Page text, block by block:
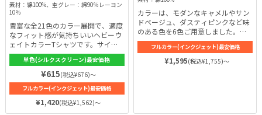
素材：綿100%、杢グレー：綿90％レーヨン
10％
豊富な全21色のカラー展開で、適度
なフィット感が気持ちいいヘビーウ
ェイトカラーTシャツです。サイズ
は110cm〜XXLまで展開しておりジ
ュニアからメンズ、レディースまで
着れるので親子でコーディネートす
るのも良いですね！厚みは6.2oz
と、厚すぎず、薄すぎない適度なボ
リューム。しっかりとしたタフなT
シャツなので何年着てもへたらない
単色(シルクスクリーン)最安価格
¥615(税込¥676)～
フルカラー(インクジェット)最安価格
¥1,420(税込¥1,562)～
カラーは、モダンなキャメルやサン
ドベージュ、ダスティピンクなど味
のある色を6色ご用意しました。ど
の色も、ヘビーウェイトリミテッド
カラーTシャツならではの小洒落感
を引き立たせてくれます。
フルカラー(インクジェット)最安価格
¥1,595(税込¥1,755)～